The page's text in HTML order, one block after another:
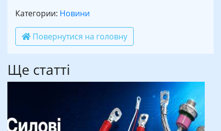
Категории: Новини
Повернутися на головну
Ще статті